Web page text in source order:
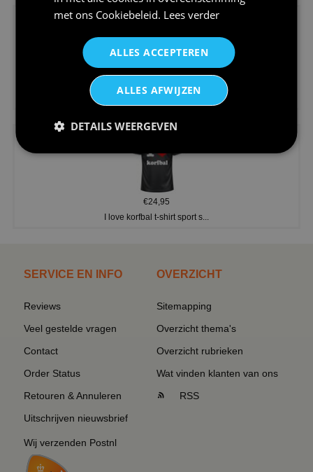
V-hals shirt rood wit blauw st...
€24,95
I love korfbal t-shirt sport s...
SERVICE EN INFO
Reviews
Veel gestelde vragen
Contact
Order Status
Retouren & Annuleren
Uitschrijven nieuwsbrief
Wij verzenden Postnl
OVERZICHT
Sitemapping
Overzicht thema's
Overzicht rubrieken
Wat vinden klanten van ons
RSS
met ons Cookiebeleid. Lees verder
ALLES ACCEPTEREN
ALLES AFWIJZEN
DETAILS WEERGEVEN